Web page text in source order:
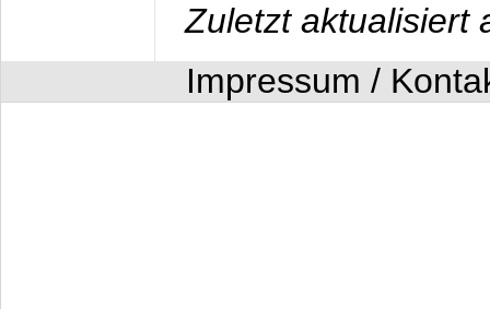
Zuletzt aktualisiert
Impressum /